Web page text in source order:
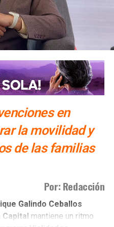
en
la movilidad y
de las familias
Por: Redacción
Galindo Ceballos
Capital mantiene un ritmo